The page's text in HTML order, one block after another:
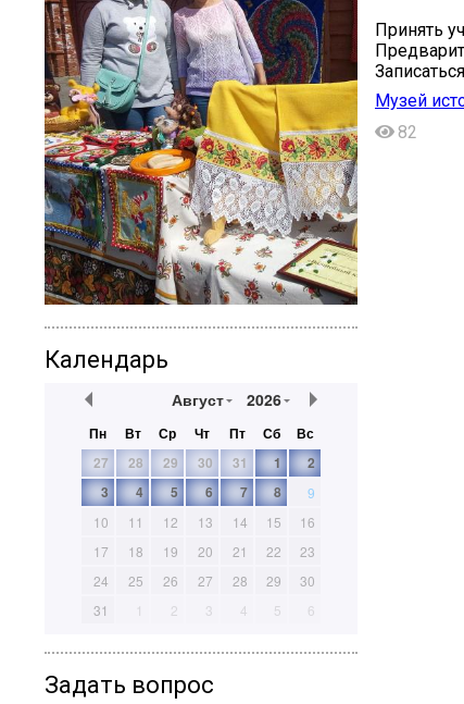
Календарь
Август 2026
Пн Вт Ср Чт Пт Сб
Вс
27
28 29 30 31 1
2
3
4 5 6 7 8
9
10
11 12 13 14 15
16
17
18 19 20 21 22
23
24
25 26 27 28 29
30
31
1 2 3 4 5 6
Задать вопрос
Принять
Музей
82